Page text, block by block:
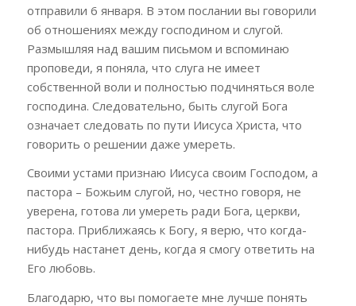
отправили 6 января. В этом послании вы говорили
об отношениях между господином и слугой.
Размышляя над вашим письмом и вспоминаю
проповеди, я поняла, что слуга не имеет
собственной воли и полностью подчиняться воле
господина. Следовательно, быть слугой Бога
означает следовать по пути Иисуса Христа, что
говорить о решении даже умереть.
Своими устами признаю Иисуса своим Господом, а
пастора – Божьим слугой, но, честно говоря, не
уверена, готова ли умереть ради Бога, церкви,
пастора. Приближаясь к Богу, я верю, что когда-
нибудь настанет день, когда я смогу ответить на
Его любовь.
Благодарю, что вы помогаете мне лучше понять